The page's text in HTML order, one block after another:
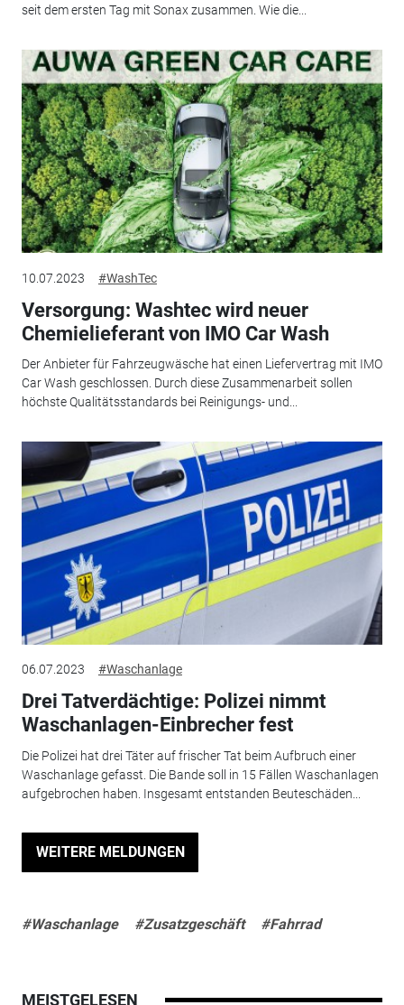
seit dem ersten Tag mit Sonax zusammen. Wie die...
10.07.2023 #WashTec
Versorgung: Washtec wird neuer
Chemielieferant von IMO Car Wash
Der Anbieter für Fahrzeugwäsche hat einen Liefervertrag mit IMO
Car Wash geschlossen. Durch diese Zusammenarbeit sollen
höchste Qualitätsstandards bei Reinigungs- und...
06.07.2023 #Waschanlage
Drei Tatverdächtige: Polizei nimmt
Waschanlagen-Einbrecher fest
Die Polizei hat drei Täter auf frischer Tat beim Aufbruch einer
Waschanlage gefasst. Die Bande soll in 15 Fällen Waschanlagen
aufgebrochen haben. Insgesamt entstanden Beuteschäden...
WEITERE MELDUNGEN
#Waschanlage #Zusatzgeschäft #Fahrrad
MEISTGELESEN